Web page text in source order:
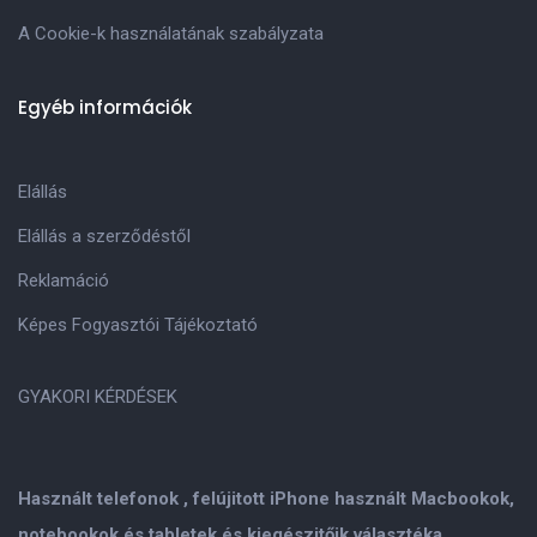
Használt telefonok , felújitott iPhone használt Macbookok,
A Cookie-k használatának szabályzata
Egyéb információk
Elállás
Elállás a szerződéstől
Reklamáció
Képes Fogyasztói Tájékoztató
GYAKORI KÉRDÉSEK